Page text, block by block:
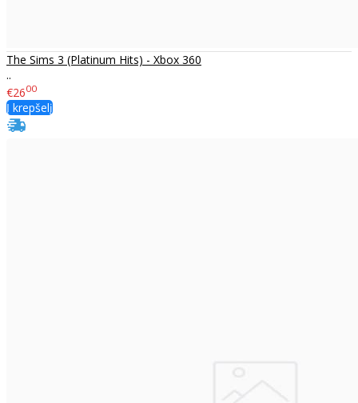
The Sims 3 (Platinum Hits) - Xbox 360
..
€2600
Į krepšelį